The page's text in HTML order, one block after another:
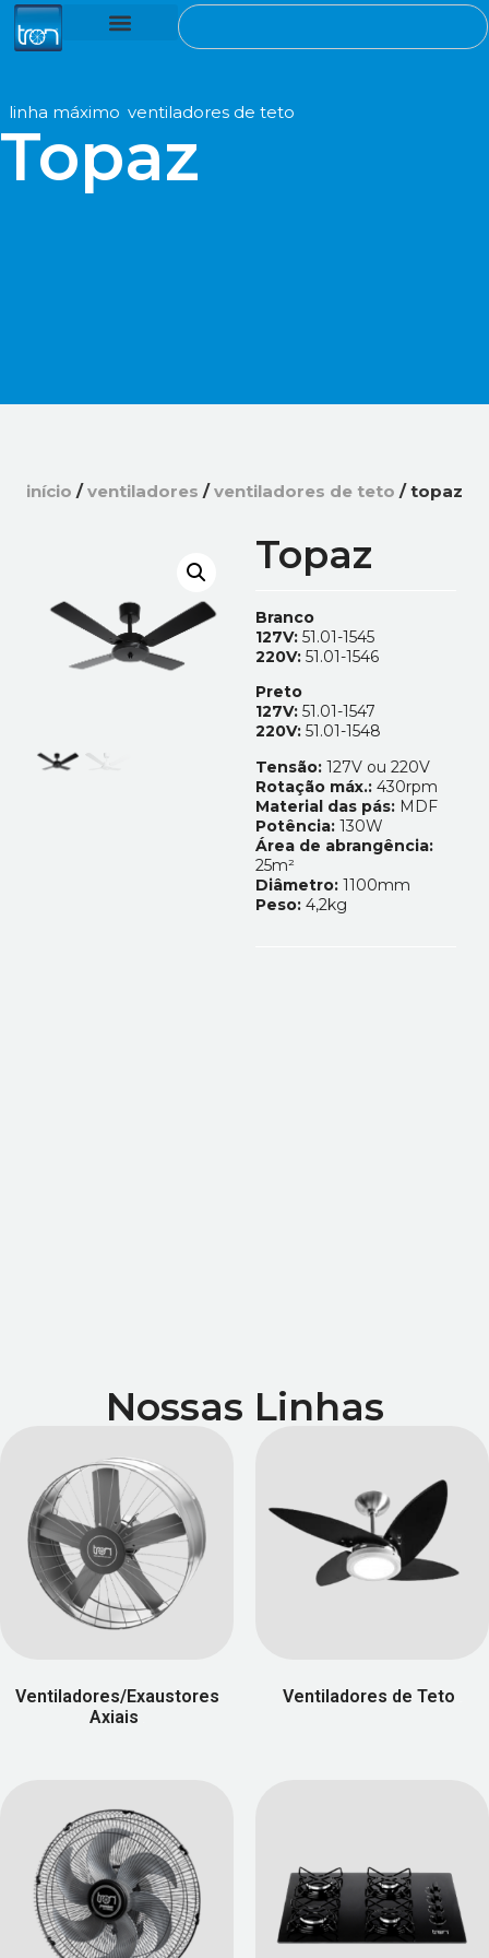
linha máximo ventiladores de teto
Topaz
início /ventiladores /ventiladores de teto / topaz
Topaz
Branco
127V: 51.01-1545
220V: 51.01-1546
Preto
127V: 51.01-1547
220V: 51.01-1548
Tensão: 127V ou 220V
Rotação máx.: 430rpm
Material das pás: MDF
Potência: 130W
Área de abrangência:
25m²
Diâmetro: 1100mm
Peso: 4,2kg
Nossas Linhas
Ventiladores/Exaustores
Axiais
Ventiladores de Teto